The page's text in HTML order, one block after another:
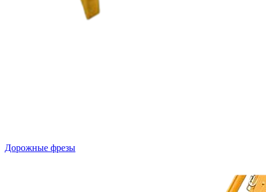
Дорожные фрезы